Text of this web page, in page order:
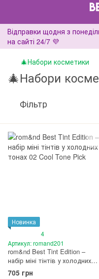
Відправки щодня з
на сайті 24/7 💜
🎄Набори косметики
🎄Набори
Фільтр
Новинка
4
Артикул: romand201
rom&nd Best Tint Edition –
набір міні тінтів у холодних
тонах 02 Cool Tone Pick
705 грн